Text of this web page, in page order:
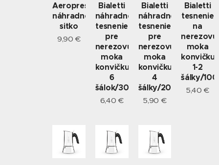
Aeropress
náhradné
sitko
9,90 €
Bialetti
náhradné
tesnenie
pre
nerezovú
moka
konvičku
6
šálok/300ml
6,40 €
Bialetti
náhradné
tesnenie
pre
nerezovú
moka
konvičku
4
šálky/200ml
5,90 €
Bialetti
tesnenie
na
nerezovú
moka
konvičku
1-2
šálky/
5,40 €